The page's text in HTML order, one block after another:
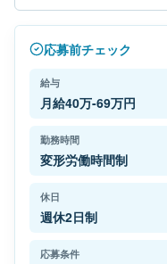
応募前チェック
給与
月給40万-69万円
勤務時間
変形労働時間制
休日
週休2日制
応募条件